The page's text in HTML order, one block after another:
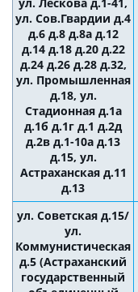
ул. Сов.Гвардии д.4
д.6 д.8 д.8а д.12
д.14 д.18 д.20 д.22
д.24 д.26 д.28 д.32,
ул. Промышленная
д.18, ул.
Стадионная д.1а
д.1б д.1г д.1 д.2д
д.2в д.1-10а д.13
д.15, ул.
Астраханская д.11
д.13
ул. Советская д.15/
ул.
Коммунистическая
д.5 (Астраханский
государственный